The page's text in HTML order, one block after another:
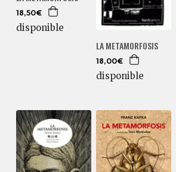
18,50€
disponible
LA METAMORFOSIS
18,00€
disponible